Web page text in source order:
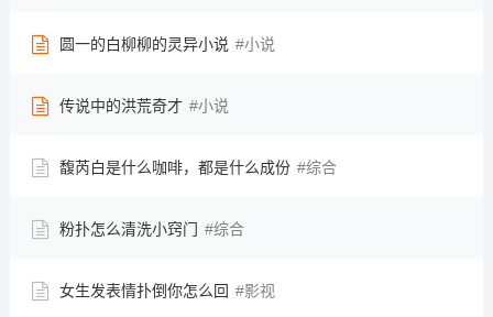
圆一的白柳柳的灵异小说 小说
传说中的洪荒奇才 小说
馥芮白是什么咖啡，都是什么成份 综合
粉扑怎么清洗小窍门 综合
女生发表情扑倒你怎么回 影视